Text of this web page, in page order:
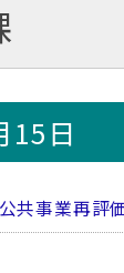
15日
共事業再評